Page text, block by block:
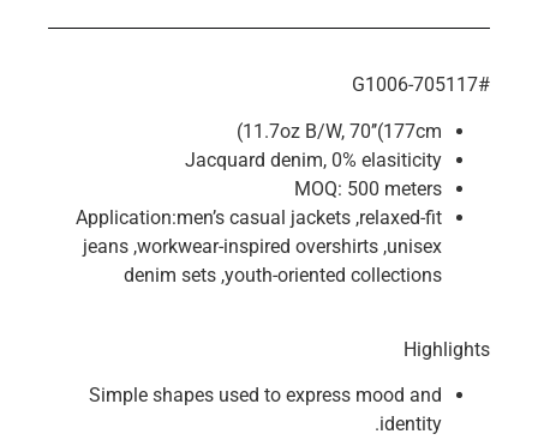
#G1006-705117
11.7oz B/W, 70’’(177cm)
Jacquard denim, 0% elasiticity
MOQ: 500 meters
Application:men’s casual jackets ,relaxed-fit
jeans ,workwear-inspired overshirts ,unisex
denim sets ,youth-oriented collections
Highlights
Simple shapes used to express mood and
identity.